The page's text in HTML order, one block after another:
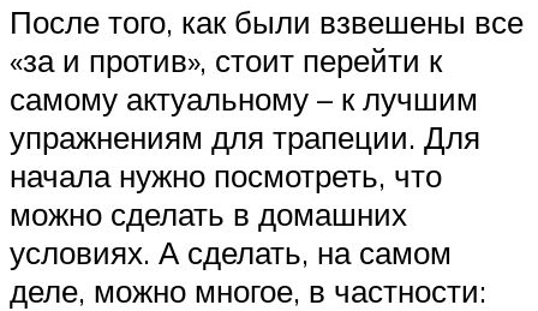
После того, как были взвешены все
«за и против», стоит перейти к
самому актуальному – к лучшим
упражнениям для трапеции. Для
начала нужно посмотреть, что
можно сделать в домашних
условиях. А сделать, на самом
деле, можно многое, в частности: